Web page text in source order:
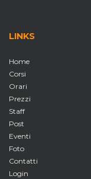
LINKS
Home
Corsi
Orari
Prezzi
Staff
Post
Eventi
Foto
Contatti
Login